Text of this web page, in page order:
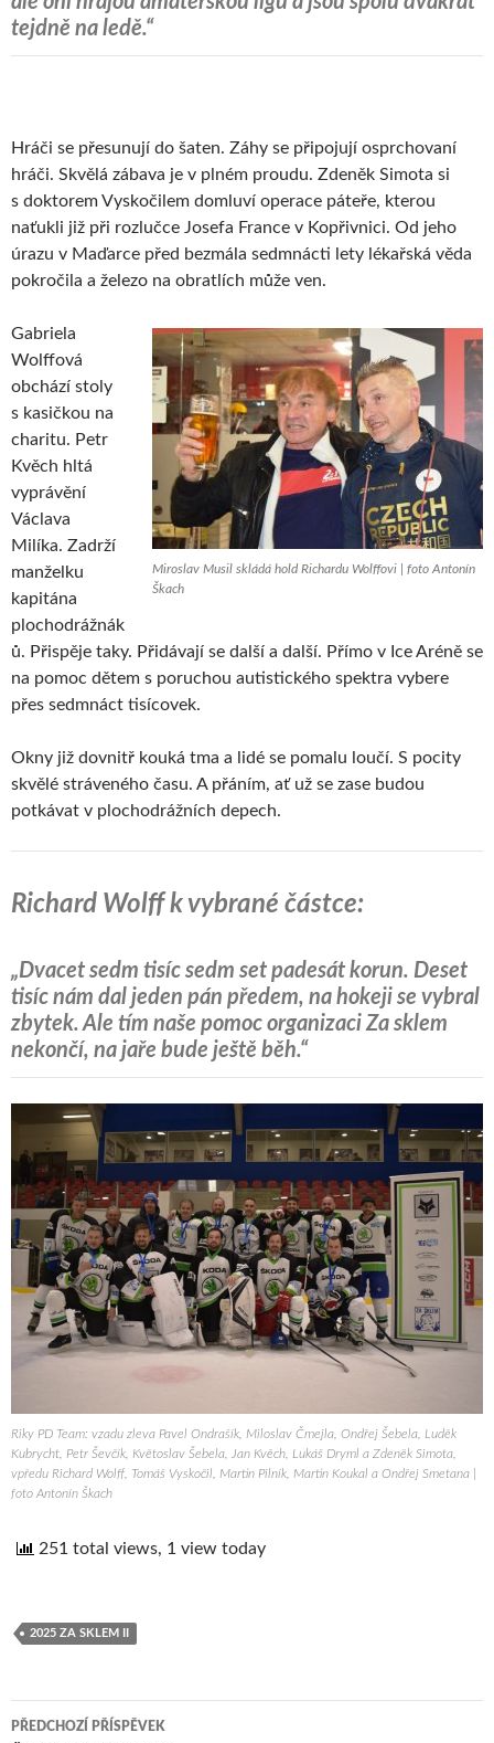
tejdně na ledě.“
Hráči se přesunují do šaten. Záhy se připojují osprchovaní
hráči. Skvělá zábava je v plném proudu. Zdeněk Simota si
s doktorem Vyskočilem domluví operace páteře, kterou
naťukli již při rozlučce Josefa France v Kopřivnici. Od jeho
úrazu v Maďarce před bezmála sedmnácti lety lékařská věda
pokročila a železo na obratlích může ven.
Miroslav Musil skládá hold Richardu Wolffovi | foto Antonín
Škach
Gabriela
Wolffová
obchází stoly
s kasičkou na
charitu. Petr
Kvěch hltá
vyprávění
Václava
Milíka. Zadrží
manželku
kapitána
plochodrážnák
ů. Přispěje taky. Přidávají se další a další. Přímo v Ice Aréně se
na pomoc dětem s poruchou autistického spektra vybere
přes sedmnáct tisícovek.
Okny již dovnitř kouká tma a lidé se pomalu loučí. S pocity
skvělé stráveného času. A přáním, ať už se zase budou
potkávat v plochodrážních depech.
Richard Wolff k vybrané částce:
„Dvacet sedm tisíc sedm set padesát korun. Deset
tisíc nám dal jeden pán předem, na hokeji se vybral
zbytek. Ale tím naše pomoc organizaci Za sklem
nekončí, na jaře bude ještě běh.“
Riky PD Team: vzadu zleva Pavel Ondrašík, Miloslav Čmejla, Ondřej Šebela, Luděk
Kubrycht, Petr Ševčík, Květoslav Šebela, Jan Kvěch, Lukáš Dryml a Zdeněk Simota,
vpředu Richard Wolff, Tomáš Vyskočil, Martin Pilník, Martin Koukal a Ondřej Smetana |
foto Antonín Škach
251 total views, 1 view today
2025 ZA SKLEM II
PŘEDCHOZÍ PŘÍSPĚVEK